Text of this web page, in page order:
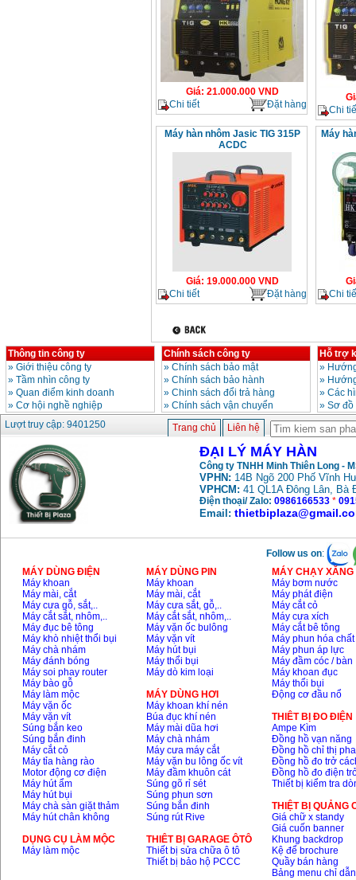
Giá: 21.000.000 VND
Chi tiết
Đặt hàng
Chi
Máy hàn nhôm Jasic TIG 315P
ACDC
Giá: 19.000.000 VND
Chi tiết
Đặt hàng
Máy
Chi
Thông tin công ty
» Giới thiệu công ty
» Tầm nhìn công ty
» Quan điểm kinh doanh
» Cơ hội nghề nghiệp
Chính sách công ty
» Chính sách bảo mật
» Chính sách bảo hành
» Chinh sách đổi trả hàng
» Chính sách vận chuyển
Hỗ trợ
»
»
» Các
» Sơ
Lượt truy cập: 9401250
Trang chủ Liên hệ
ĐẠI LÝ MÁY HÀN
Công ty TNHH Minh Thiên Long -
VPHN: 14B Ngõ 200 Phố Vĩnh
VPHCM: 41 QL1A Đông Lân, Bà
Điện thoại/ Zalo: 0986166533 *
Email:
Follow us on:
MÁY DÙNG ĐIỆN
Máy khoan
Máy mài, cắt
Máy cưa gỗ, sắt,..
Máy cắt sắt, nhôm,..
Máy đục bê tông
Máy khò nhiệt thổi bụi
Máy chà nhám
Máy đánh bóng
Máy soi phay router
Máy bào gỗ
Máy làm mộc
Máy vặn ốc
Máy vặn vít
Súng bắn keo
Súng bắn đinh
Máy cắt cỏ
Máy tỉa hàng rào
Motor động cơ điện
Máy hút ẩm
Máy hút bụi
Máy chà sàn giặt thảm
Máy hút chân không
DỤNG CỤ LÀM MỘC
Máy làm mộc
MÁY DÙNG PIN
Máy khoan
Máy mài, cắt
Máy cưa sắt, gỗ,..
Máy cắt sắt, nhôm,..
Máy vặn ốc bulông
Máy vặn vít
Máy hút bụi
Máy thổi bụi
Máy dò kim loại
MÁY DÙNG HƠI
Máy khoan khí nén
Búa đục khí nén
Máy mài dũa hơi
Máy chà nhám
Máy cưa máy cắt
Máy vặn bu lông ốc vít
Máy đầm khuôn cát
Súng gõ rỉ sét
Súng phun sơn
Súng bắn đinh
Súng rút Rive
THIÊT BỊ GARAGE ÔTÔ
Thiết bị sửa chữa ô tô
Thiết bị bảo hộ PCCC
MÁY CHẠY
Máy bơm nước
Máy phát điện
Máy cắt cỏ
Máy cưa xích
Máy cắt bê tông
Máy phun hóa chất
Máy phun áp lực
Máy đầm cóc / bàn
Máy khoan đục
Máy thổi bụi
Động cơ đầu nổ
THIÊT BỊ ĐO ĐIỆN
Ampe Kìm
Đồng hồ vạn năng
Đồng hồ chỉ thị pha
Đồng hồ đo trở
Đồng hồ đo điện
Thiết bị kiểm tra
THIỆT BỊ QUẢNG
Giá chữ x standy
Giá cuốn banner
Khung backdrop
Kệ để brochure
Quầy bán hàng
Bảng menu chỉ dẫn